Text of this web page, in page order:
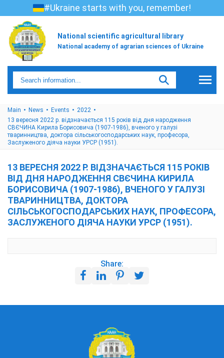
#Ukraine starts with you, remember!
National scientific agricultural library
National academy of agrarian sciences of Ukraine
Main News Events
2022
13 вересня 2022 р. відзначається 115 років від дня народження
СВЄЧИНА Кирила Борисовича (1907-1986), вченого у галузі
тваринництва, доктора сільськогосподарських наук, професора,
Заслуженого діяча науки УРСР (1951).
13 ВЕРЕСНЯ 2022 Р. ВІДЗНАЧАЄТЬСЯ 115 РОКІВ
ВІД ДНЯ НАРОДЖЕННЯ СВЄЧИНА КИРИЛА
БОРИСОВИЧА (1907-1986), ВЧЕНОГО У ГАЛУЗІ
ТВАРИННИЦТВА, ДОКТОРА
СІЛЬСЬКОГОСПОДАРСЬКИХ НАУК, ПРОФЕСОРА,
ЗАСЛУЖЕНОГО ДІЯЧА НАУКИ УРСР (1951).
Share: